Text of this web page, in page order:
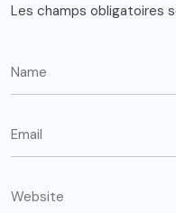
Les champs obligatoires